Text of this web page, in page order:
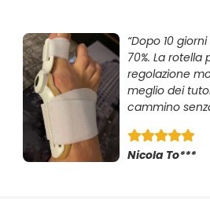
“Dopo 10
70%. La
regolazione
meglio dei
cammino
Nicola To***